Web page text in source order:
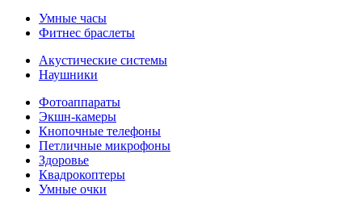
Умные часы
Фитнес браслеты
Акустические системы
Наушники
Фотоаппараты
Экшн-камеры
Кнопочные телефоны
Петличные микрофоны
Здоровье
Квадрокоптеры
Умные очки